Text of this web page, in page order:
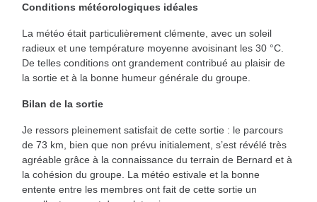
Conditions météorologiques idéales
La météo était particulièrement clémente, avec un soleil
radieux et une température moyenne avoisinant les 30 °C.
De telles conditions ont grandement contribué au plaisir de
la sortie et à la bonne humeur générale du groupe.
Bilan de la sortie
Je ressors pleinement satisfait de cette sortie : le parcours
de 73 km, bien que non prévu initialement, s’est révélé très
agréable grâce à la connaissance du terrain de Bernard et à
la cohésion du groupe. La météo estivale et la bonne
entente entre les membres ont fait de cette sortie un